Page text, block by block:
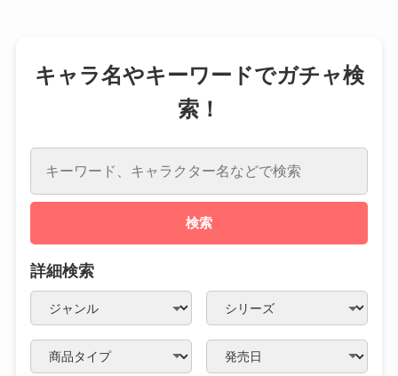
キャラ名やキーワードでガチャ検
索！
検索
詳細検索